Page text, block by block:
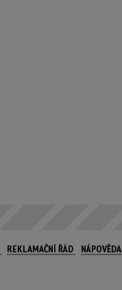
REKLAMAČNÍ ŘÁD NÁPOVĚDA